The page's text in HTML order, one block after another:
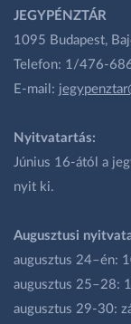
JEGYPÉNZTÁR
1095 Budapest,
Telefon: 1/476-
E-mail:
Nyitvatartás:
Június 16-ától a
nyit ki.
Augusztusi
augusztus 24–én:
augusztus 25–28:
augusztus 29-30: